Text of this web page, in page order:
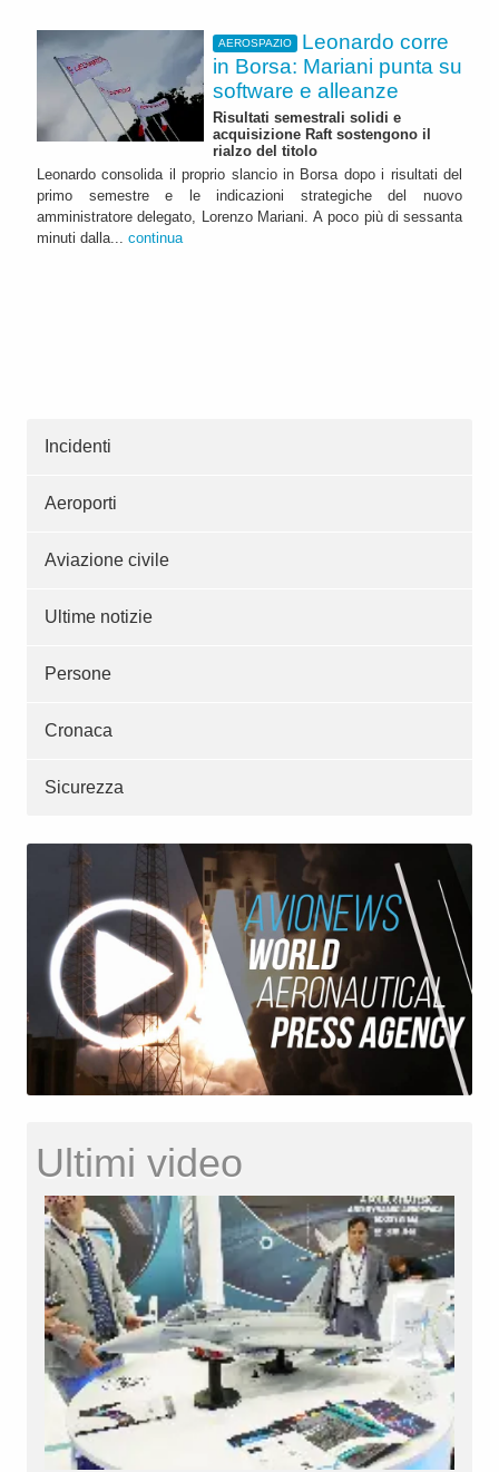
AEROSPAZIO
Leonardo corre
in Borsa: Mariani punta su
software e alleanze
Risultati semestrali solidi e
acquisizione Raft sostengono il
rialzo del titolo
Leonardo consolida il proprio slancio in Borsa dopo i risultati del
primo semestre e le indicazioni strategiche del nuovo
amministratore delegato, Lorenzo Mariani. A poco più di sessanta
minuti dalla... continua
Incidenti
Aeroporti
Aviazione civile
Ultime notizie
Persone
Cronaca
Sicurezza
Ultimi video